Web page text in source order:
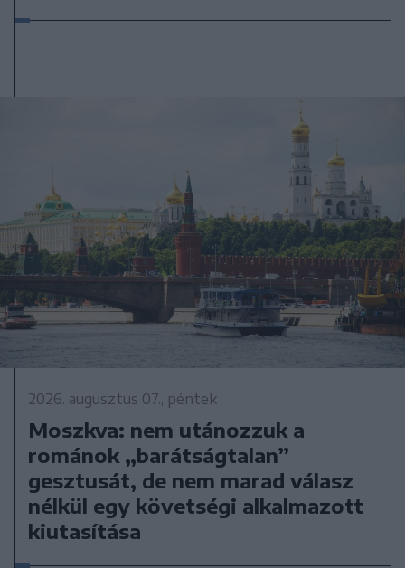
2026. augusztus 07., péntek
Moszkva: nem utánozzuk a
románok „barátságtalan”
gesztusát, de nem marad válasz
nélkül egy követségi alkalmazott
kiutasítása